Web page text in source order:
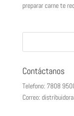
preparar carne te
Contáctanos
Telefono: 7808
Correo: